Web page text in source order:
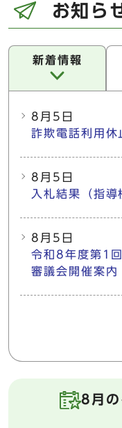
お知ら
新着情報
8月5日
詐欺電話利用休
8月5日
入札結果（指導
8月5日
令和8年度第1
審議会開催案内
8月の